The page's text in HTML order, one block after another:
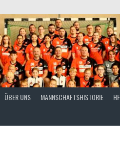
ÜBER UNS MANNSCHAFTSHISTORIE